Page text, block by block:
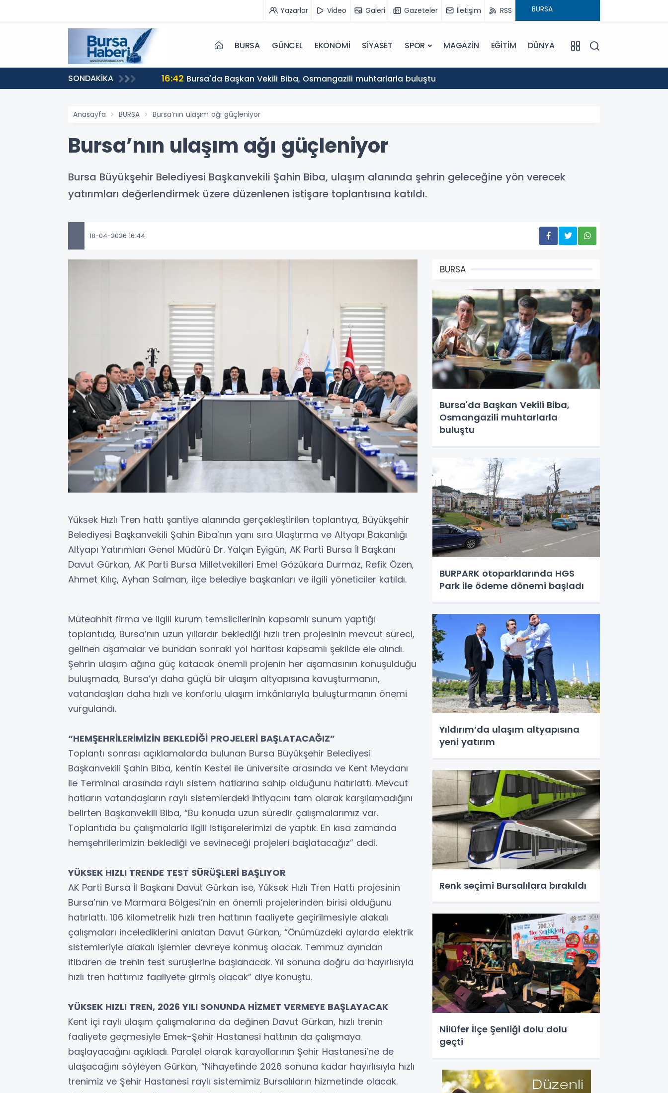
Yazarlar Video Galeri Gazeteler İletişim RSS
BURSA GÜNCEL EKONOMİ SİYASET SPOR MAGAZİN EĞİTİM DÜNYA
SONDAKİKA 16:42 Bursa'da Başkan Vekili Biba, Osmangazili muhtarlarla buluştu
Anasayfa BURSA Bursa’nın ulaşım ağı güçleniyor
Bursa’nın ulaşım ağı güçleniyor
Bursa Büyükşehir Belediyesi Başkanvekili Şahin Biba, ulaşım alanında şehrin geleceğine yön verecek
yatırımları değerlendirmek üzere düzenlenen istişare toplantısına katıldı.
18-04-2026 16:44
Yüksek Hızlı Tren hattı şantiye alanında gerçekleştirilen toplantıya, Büyükşehir
Belediyesi Başkanvekili Şahin Biba’nın yanı sıra Ulaştırma ve Altyapı Bakanlığı
Altyapı Yatırımları Genel Müdürü Dr. Yalçın Eyigün, AK Parti Bursa İl Başkanı
Davut Gürkan, AK Parti Bursa Milletvekilleri Emel Gözükara Durmaz, Refik Özen,
Ahmet Kılıç, Ayhan Salman, ilçe belediye başkanları ve ilgili yöneticiler katıldı.
Müteahhit firma ve ilgili kurum temsilcilerinin kapsamlı sunum yaptığı
toplantıda, Bursa’nın uzun yıllardır beklediği hızlı tren projesinin mevcut süreci,
gelinen aşamalar ve bundan sonraki yol haritası kapsamlı şekilde ele alındı.
Şehrin ulaşım ağına güç katacak önemli projenin her aşamasının konuşulduğu
buluşmada, Bursa’yı daha güçlü bir ulaşım altyapısına kavuşturmanın,
vatandaşları daha hızlı ve konforlu ulaşım imkânlarıyla buluşturmanın önemi
vurgulandı.
“HEMŞEHRİLERİMİZİN BEKLEDİĞİ PROJELERİ BAŞLATACAĞIZ”
Toplantı sonrası açıklamalarda bulunan Bursa Büyükşehir Belediyesi
Başkanvekili Şahin Biba, kentin Kestel ile üniversite arasında ve Kent Meydanı
ile Terminal arasında raylı sistem hatlarına sahip olduğunu hatırlattı. Mevcut
hatların vatandaşların raylı sistemlerdeki ihtiyacını tam olarak karşılamadığını
belirten Başkanvekili Biba, “Bu konuda uzun süredir çalışmalarımız var.
Toplantıda bu çalışmalarla ilgili istişarelerimizi de yaptık. En kısa zamanda
hemşehrilerimizin beklediği ve sevineceği projeleri başlatacağız” dedi.
YÜKSEK HIZLI TRENDE TEST SÜRÜŞLERİ BAŞLIYOR
AK Parti Bursa İl Başkanı Davut Gürkan ise, Yüksek Hızlı Tren Hattı projesinin
Bursa’nın ve Marmara Bölgesi’nin en önemli projelerinden birisi olduğunu
hatırlattı. 106 kilometrelik hızlı tren hattının faaliyete geçirilmesiyle alakalı
çalışmaları incelediklerini anlatan Davut Gürkan, “Önümüzdeki aylarda elektrik
sistemleriyle alakalı işlemler devreye konmuş olacak. Temmuz ayından
itibaren de trenin test sürüşlerine başlanacak. Yıl sonuna doğru da hayırlısıyla
hızlı tren hattımız faaliyete girmiş olacak” diye konuştu.
YÜKSEK HIZLI TREN, 2026 YILI SONUNDA HİZMET VERMEYE BAŞLAYACAK
Kent içi raylı ulaşım çalışmalarına da değinen Davut Gürkan, hızlı trenin
faaliyete geçmesiyle Emek-Şehir Hastanesi hattının da çalışmaya
başlayacağını açıkladı. Paralel olarak karayollarının Şehir Hastanesi’ne de
ulaşacağını söyleyen Gürkan, “Nihayetinde 2026 sonuna kadar hayırlısıyla hızlı
trenimiz ve Şehir Hastanesi raylı sistemimiz Bursalıların hizmetinde olacak.
BURSA
Bursa'da Başkan Vekili Biba,
Osmangazili muhtarlarla
buluştu
BURPARK otoparklarında HGS
Park ile ödeme dönemi başladı
Yıldırım’da ulaşım altyapısına
yeni yatırım
Renk seçimi Bursalılara bırakıldı
Nilüfer İlçe Şenliği dolu dolu
geçti